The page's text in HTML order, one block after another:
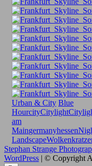
Urban & City Blue
HourcityCitylight
am
Maingermanyhessen
Landscape
Stephan Strange
WordPress | © Copyright